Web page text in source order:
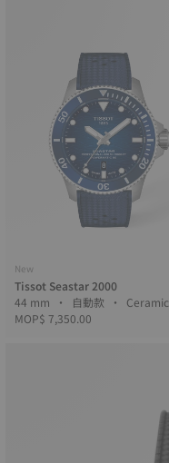
New
Tissot Seastar 2000
44 mm • 自動款 • Ceramic
MOP$ 7,350.00